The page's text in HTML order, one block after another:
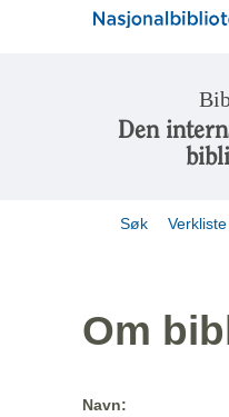
Den
Søk Verkliste
Om
Navn: